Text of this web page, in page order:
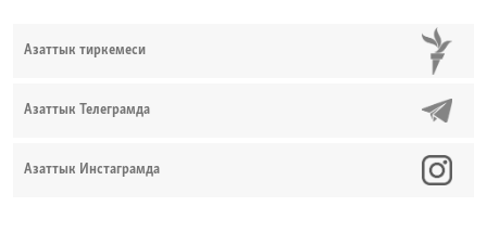
Азаттык тиркемеси
Азаттык Телеграмда
Азаттык Инстаграмда